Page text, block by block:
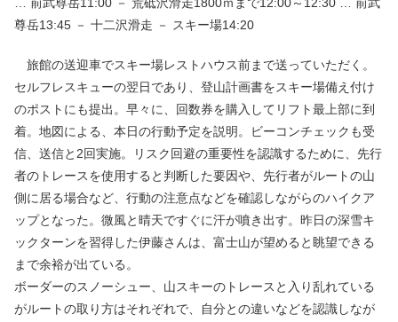
尊岳13:45 － 十二沢滑走 － スキー場14:20
旅館の送迎車でスキー場レストハウス前まで送っていただく。
セルフレスキューの翌日であり、登山計画書をスキー場備え付け
のポストにも提出。早々に、回数券を購入してリフト最上部に到
着。地図による、本日の行動予定を説明。ビーコンチェックも受
信、送信と2回実施。リスク回避の重要性を認識するために、先行
者のトレースを使用すると判断した要因や、先行者がルートの山
側に居る場合など、行動の注意点などを確認しながらのハイクア
ップとなった。微風と晴天ですぐに汗が噴き出す。昨日の深雪キ
ックターンを習得した伊藤さんは、富士山が望めると眺望できる
まで余裕が出ている。
ボーダーのスノーシュー、山スキーのトレースと入り乱れている
がルートの取り方はそれぞれで、自分との違いなどを認識しなが